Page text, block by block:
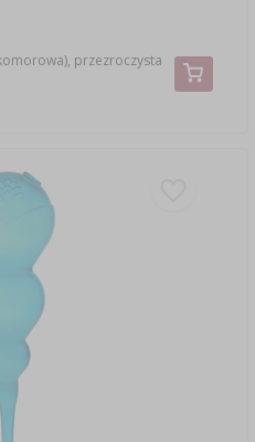
przezroczysta